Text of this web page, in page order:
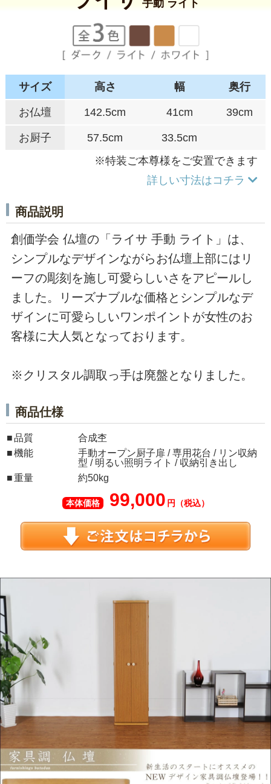
手動 ライト
サイズ 高さ 幅
奥行
お仏壇
142.5cm 41cm
39cm
お厨子
57.5cm 33.5cm
※特装ご本尊様をご安置できます
詳しい寸法はコチラ
商品説明
創価学会 仏壇の「ライサ 手動 ライト」は、
シンプルなデザインながらお仏壇上部にはリ
ーフの彫刻を施し可愛らしいさをアピールし
ました。リーズナブルな価格とシンプルなデ
ザインに可愛らしいワンポイントが女性のお
客様に大人気となっております。
※クリスタル調取っ手は廃盤となりました。
商品仕様
品質
合成杢
機能
手動オープン厨子扉 / 専用花台 / リン収納
型 / 明るい照明ライト / 収納引き出し
重量
約50kg
本体価格 99,000 円（税込）